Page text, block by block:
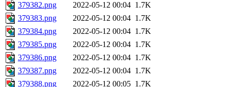
379382.png
2022-05-12 00:04 1.7K
379383.png
2022-05-12 00:04 1.7K
379384.png
2022-05-12 00:04 1.7K
379385.png
2022-05-12 00:04 1.7K
379386.png
2022-05-12 00:04 1.7K
379387.png
2022-05-12 00:04 1.7K
379388.png
2022-05-12 00:05 1.7K